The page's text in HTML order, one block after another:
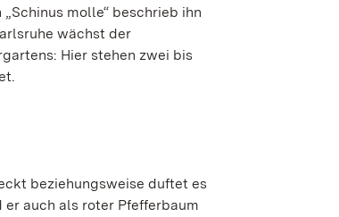
molle“ beschrieb ihn
wächst der
Hier stehen zwei bis
beziehungsweise duftet es
er auch als roter Pfefferbaum